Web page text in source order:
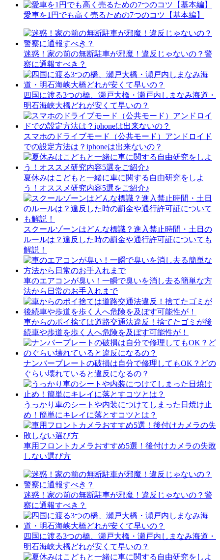
愛車を1円でも高く売るための7つのコツ【基本編】
迷惑！家の前の無断駐車が邪魔！違反じゃないの？警
察に通報すべき？
四国に渡る3つの橋、瀬戸大橋・瀬戸内しまなみ海道・
明石海峡大橋どれが安くて早いの？
スマホのドライブモード（公共モード）アンドロイド
での設定方法は？iphoneは出来ないの？
夏休みはこどもと一緒に車に関する自由研究をしよ
う！オススメ研究内容5選をご紹介♪
スクールゾーンはどんな標識？進入禁止時間・土日の
ルールは？違反した時の罰金や通行許可証についても
解説！
車のエアコンが臭い！一瞬で臭いを消し去る簡単な方
法から日常のお手入れまで
車からのポイ捨ては道路交通法違反！捨てたゴミが後
続車や歩道を歩く人へ危険を及ぼす可能性が！
ナンバープレートの破損は自分で修理してもOK？どの
ぐらい壊れていると違反になるの？
うっかり車のシートや内装につけてしまった日焼け止
め！簡単にキレイに落とすコツとは？
車用フロントカメラおすすめ5選！後付けカメラの失敗
しない選び方
迷惑！家の前の無断駐車が邪魔！違反じゃないの？警
察に通報すべき？
四国に渡る3つの橋、瀬戸大橋・瀬戸内しまなみ海道・
明石海峡大橋どれが安くて早いの？